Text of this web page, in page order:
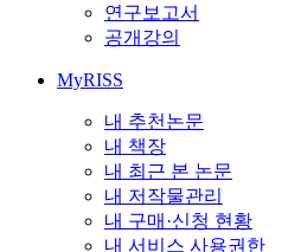
연구보고서
공개강의
MyRISS
내 추천논문
내 책장
내 최근 본 논문
내 저작물관리
내 구매·신청 현황
내 서비스 사용권한